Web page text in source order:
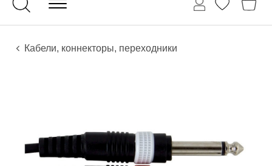
Гитары
Электро инструменты
Звуковое оборудование
Кабели, коннекторы, переходники